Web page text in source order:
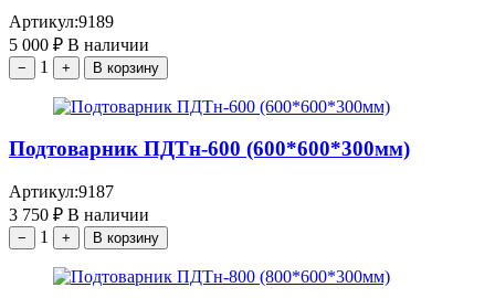
Артикул:9189
5 000 ₽ В наличии
− 1 + В корзину
Подтоварник ПДТн-600 (600*600*300мм)
Артикул:9187
3 750 ₽ В наличии
− 1 + В корзину